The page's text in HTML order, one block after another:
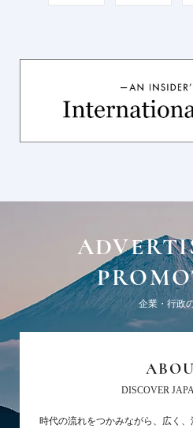
企業・行政
DISCOVER
時代の流れをつかみながら、広く、